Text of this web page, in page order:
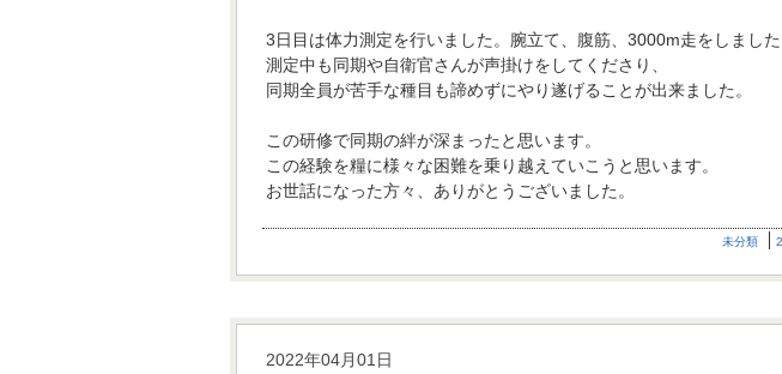
3日目は体力測定を行いました。腕立て、腹筋、3000m走をしました
測定中も同期や自衛官さんが声掛けをしてくださり、
同期全員が苦手な種目も諦めずにやり遂げることが出来ました。
この研修で同期の絆が深まったと思います。
この経験を糧に様々な困難を乗り越えていこうと思います。
お世話になった方々、ありがとうございました。
未分類
2022年04月01日